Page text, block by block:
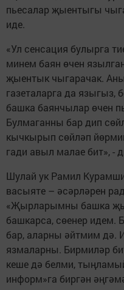
пьесалар җыентыгы
иде.
«Ул сенсация булырга
минем баян өчен
җыентык чыгарачак.
газеталарга да языгыз,
башка баянчылар өчен
Булмаганны бар дип
кычкырып сөйләп
гади авыл малае бит», -
Шулай ук Рамил
васыяте – әсәрләрен
«Җырларымны башка
башкарса, сөенер идем.
бар, аларны әйтмим дә.
язмаларны. Бирмиләр
кеше дә белми,
информ»га биргән